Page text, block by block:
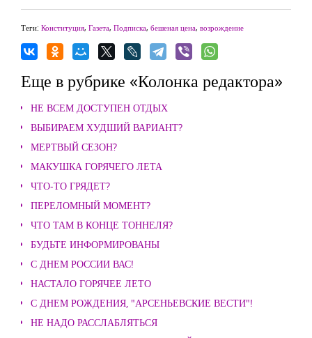
Теги: Конституция, Газета, Подписка, бешеная цена, возрождение
Еще в рубрике «Колонка редактора»
НЕ ВСЕМ ДОСТУПЕН ОТДЫХ
ВЫБИРАЕМ ХУДШИЙ ВАРИАНТ?
МЕРТВЫЙ СЕЗОН?
МАКУШКА ГОРЯЧЕГО ЛЕТА
ЧТО-ТО ГРЯДЕТ?
ПЕРЕЛОМНЫЙ МОМЕНТ?
ЧТО ТАМ В КОНЦЕ ТОННЕЛЯ?
БУДЬТЕ ИНФОРМИРОВАНЫ
С ДНЕМ РОССИИ ВАС!
НАСТАЛО ГОРЯЧЕЕ ЛЕТО
С ДНЕМ РОЖДЕНИЯ, "АРСЕНЬЕВСКИЕ ВЕСТИ"!
НЕ НАДО РАССЛАБЛЯТЬСЯ